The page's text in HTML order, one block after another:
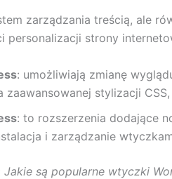
zarządzania treścią, ale
personalizacji strony
: umożliwiają zmianę
zaawansowanej stylizacji
: to rozszerzenia dodające
i zarządzanie
Jakie są popularne wtyczki